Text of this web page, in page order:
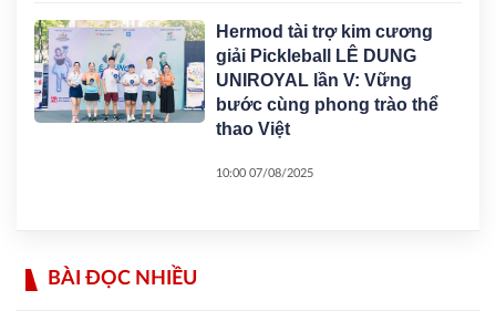
Hermod tài trợ kim cương
giải Pickleball LÊ DUNG
UNIROYAL lần V: Vững
bước cùng phong trào thể
thao Việt
10:00 07/08/2025
BÀI ĐỌC NHIỀU